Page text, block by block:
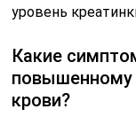
уровень
Какие
повышенному
крови?